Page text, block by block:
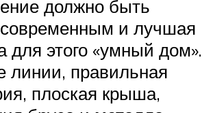
должно быть
и лучшая
для этого «умный дом».
линии, правильная
плоская крыша,